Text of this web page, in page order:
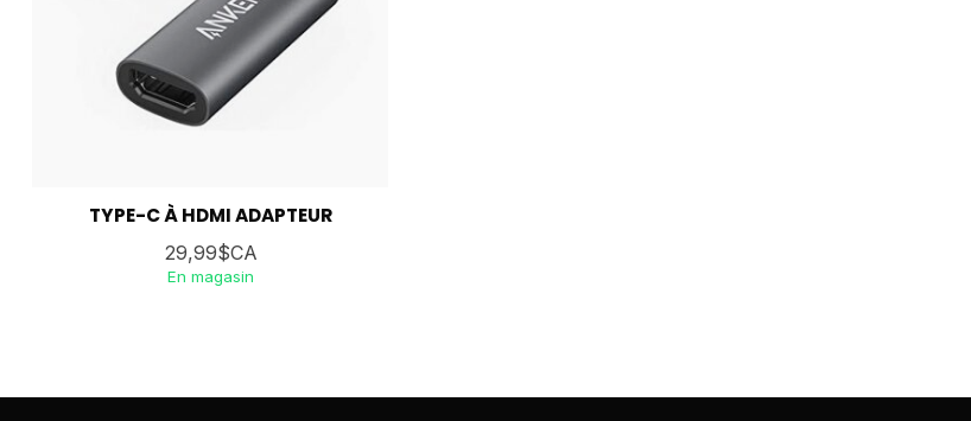
TYPE-C À HDMI ADAPTEUR
29,99$CA
En magasin